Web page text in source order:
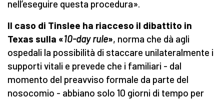
nell’eseguire questa procedura».
Il caso di Tinslee ha riacceso il dibattito in
Texas sulla «10-day rule», norma che dà agli
ospedali la possibilità di staccare unilateralmente i
supporti vitali e prevede che i familiari - dal
momento del preavviso formale da parte del
nosocomio - abbiano solo 10 giorni di tempo per